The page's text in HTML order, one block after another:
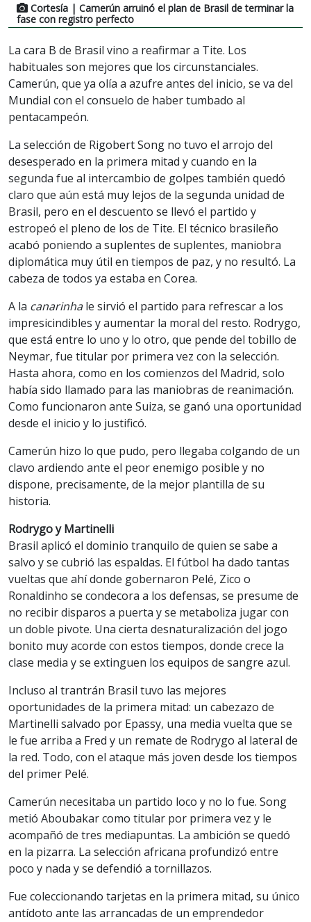
Cortesía | Camerún arruinó el plan de Brasil de terminar la
fase con registro perfecto
La cara B de Brasil vino a reafirmar a Tite. Los
habituales son mejores que los circunstanciales.
Camerún, que ya olía a azufre antes del inicio, se va del
Mundial con el consuelo de haber tumbado al
pentacampeón.
La selección de Rigobert Song no tuvo el arrojo del
desesperado en la primera mitad y cuando en la
segunda fue al intercambio de golpes también quedó
claro que aún está muy lejos de la segunda unidad de
Brasil, pero en el descuento se llevó el partido y
estropeó el pleno de los de Tite. El técnico brasileño
acabó poniendo a suplentes de suplentes, maniobra
diplomática muy útil en tiempos de paz, y no resultó. La
cabeza de todos ya estaba en Corea.
A la canarinhale sirvió el partido para refrescar a los
impresicindibles y aumentar la moral del resto. Rodrygo,
que está entre lo uno y lo otro, que pende del tobillo de
Neymar, fue titular por primera vez con la selección.
Hasta ahora, como en los comienzos del Madrid, solo
había sido llamado para las maniobras de reanimación.
Como funcionaron ante Suiza, se ganó una oportunidad
desde el inicio y lo justificó.
Camerún hizo lo que pudo, pero llegaba colgando de un
clavo ardiendo ante el peor enemigo posible y no
dispone, precisamente, de la mejor plantilla de su
historia.
Rodrygo y Martinelli
Brasil aplicó el dominio tranquilo de quien se sabe a
salvo y se cubrió las espaldas. El fútbol ha dado tantas
vueltas que ahí donde gobernaron Pelé, Zico o
Ronaldinho se condecora a los defensas, se presume de
no recibir disparos a puerta y se metaboliza jugar con
un doble pivote. Una cierta desnaturalización del jogo
bonito muy acorde con estos tiempos, donde crece la
clase media y se extinguen los equipos de sangre azul.
Incluso al trantrán Brasil tuvo las mejores
oportunidades de la primera mitad: un cabezazo de
Martinelli salvado por Epassy, una media vuelta que se
le fue arriba a Fred y un remate de Rodrygo al lateral de
la red. Todo, con el ataque más joven desde los tiempos
del primer Pelé.
Camerún necesitaba un partido loco y no lo fue. Song
metió Aboubakar como titular por primera vez y le
acompañó de tres mediapuntas. La ambición se quedó
en la pizarra. La selección africana profundizó entre
poco y nada y se defendió a tornillazos.
Fue coleccionando tarjetas en la primera mitad, su único
antídoto ante las arrancadas de un emprendedor